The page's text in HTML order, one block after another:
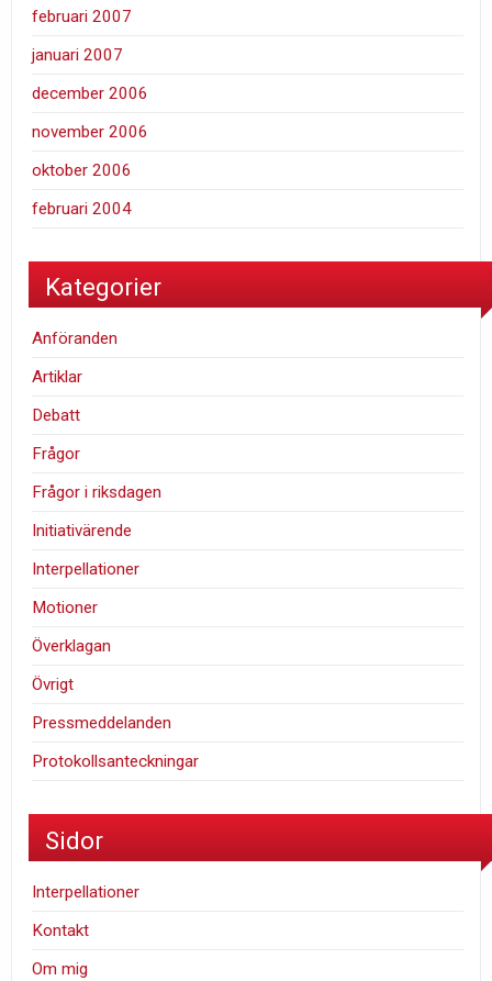
februari 2007
januari 2007
december 2006
november 2006
oktober 2006
februari 2004
Kategorier
Anföranden
Artiklar
Debatt
Frågor
Frågor i riksdagen
Initiativärende
Interpellationer
Motioner
Överklagan
Övrigt
Pressmeddelanden
Protokollsanteckningar
Sidor
Interpellationer
Kontakt
Om mig